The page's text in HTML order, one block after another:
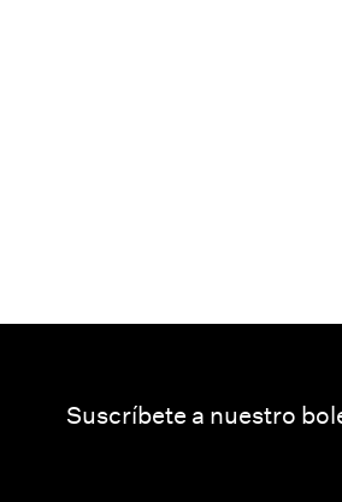
Suscríbete a nuestro